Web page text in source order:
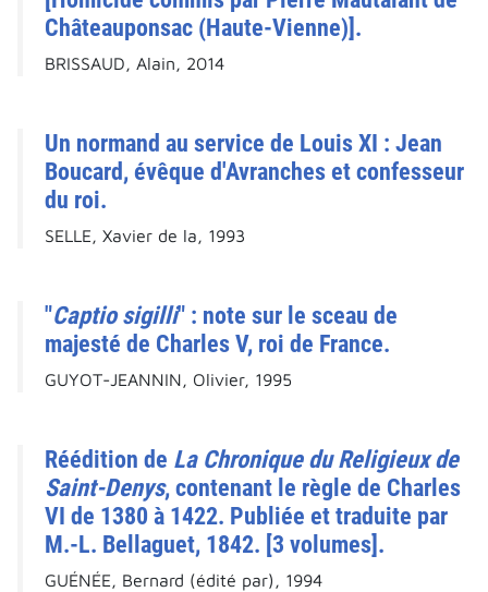
Châteauponsac (Haute-Vienne)].
BRISSAUD, Alain, 2014
Un normand au service de Louis XI : Jean
Boucard, évêque d'Avranches et confesseur
du roi.
SELLE, Xavier de la, 1993
"Captio sigilli" : note sur le sceau de
majesté de Charles V, roi de France.
GUYOT-JEANNIN, Olivier, 1995
Réédition de La Chronique du Religieux de
Saint-Denys, contenant le règle de Charles
VI de 1380 à 1422. Publiée et traduite par
M.-L. Bellaguet, 1842. [3 volumes].
GUÉNÉE, Bernard (édité par), 1994